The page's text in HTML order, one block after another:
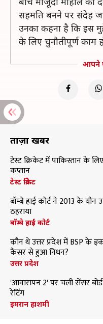
सहमति बनने पर संदेह
उनका कहना है कि इस
के लिए चुनौतीपूर्ण काम
आपने
ताज़ा खबरें
टेस्ट क्रिकेट में पाकिस्तान के
कप्तान
टेस्ट क्रिकेट
बॉम्बे हाई कोर्ट ने 2013 के
ठहराया
बॉम्बे हाई कोर्ट
कौन थे उत्तर प्रदेश में BSP के
कैंसर से हुआ निधन?
उत्तर प्रदेश
'आवारापन 2' पर चली सेंसर
रेटिंग
इमरान हाशमी